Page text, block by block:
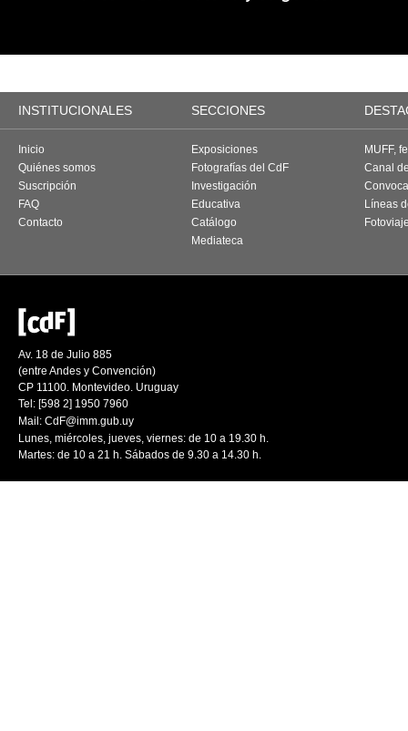
INSTITUCIONALES SECCIONES
Inicio
Quiénes somos
Suscripción
FAQ
Contacto
Exposiciones
Fotografías del CdF
Investigación
Educativa
Catálogo
Mediateca
MUFF,
Canal
Líneas
Av. 18 de Julio 885
(entre Andes y Convención)
CP 11100. Montevideo. Uruguay
Tel: [598 2] 1950 7960
Mail: CdF@imm.gub.uy
Lunes, miércoles, jueves, viernes: de 10 a 19.30 h.
Martes: de 10 a 21 h. Sábados de 9.30 a 14.30 h.